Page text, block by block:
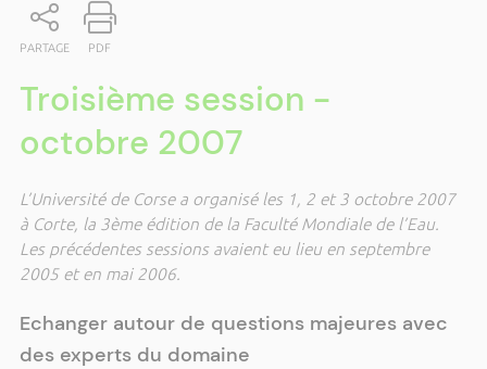
PARTAGE PDF
Troisième session -
octobre 2007
L’Université de Corse a organisé les 1, 2 et 3 octobre 2007
à Corte, la 3ème édition de la Faculté Mondiale de l’Eau.
Les précédentes sessions avaient eu lieu en septembre
2005 et en mai 2006.
Echanger autour de questions majeures avec
des experts du domaine